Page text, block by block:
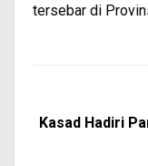
tersebar di
Kasad Hadiri